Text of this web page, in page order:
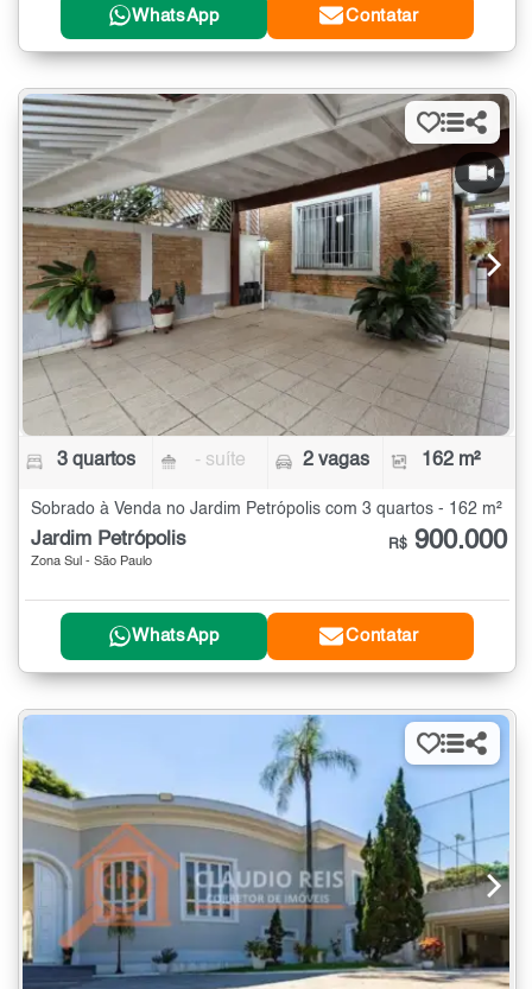
WhatsApp Contatar
3 quartos - suíte 2 vagas 162 m²
Sobrado à Venda no Jardim Petrópolis com 3 quartos - 162 m²
Jardim Petrópolis
Zona Sul - São Paulo
R$ 900.000
WhatsApp Contatar